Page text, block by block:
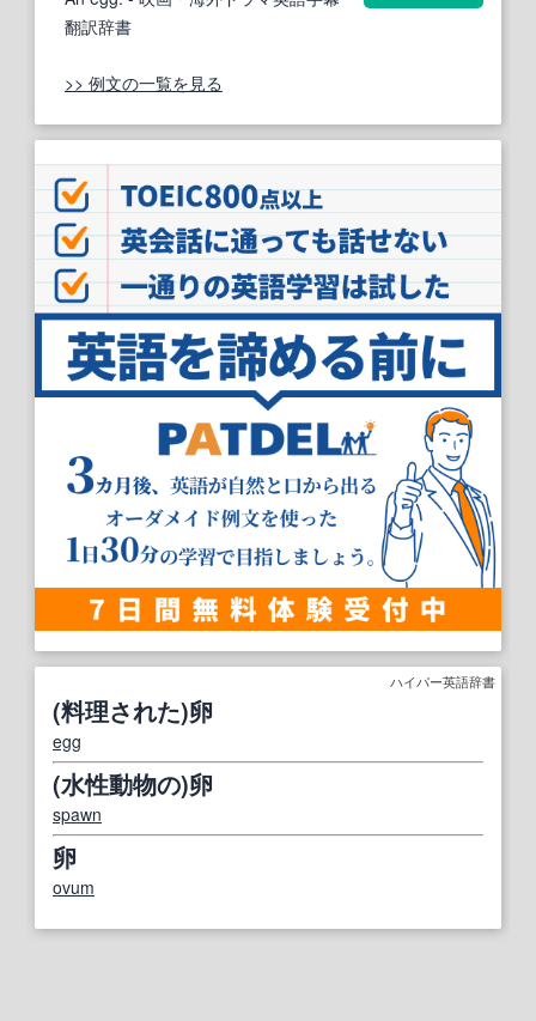
翻訳辞書
>> 例文の一覧を見る
ハイパー英語辞書
(料理された)卵
egg
(水性動物の)卵
spawn
卵
ovum